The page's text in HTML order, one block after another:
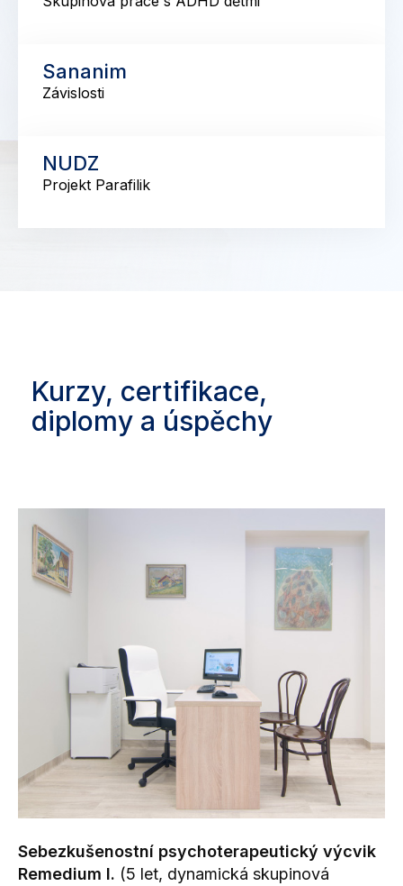
Sananim
Závislosti
NUDZ
Projekt Parafilik
Kurzy, certifikace,
diplomy a úspěchy
Sebezkušenostní psychoterapeutický výcvik
Remedium I. (5 let, dynamická skupinová